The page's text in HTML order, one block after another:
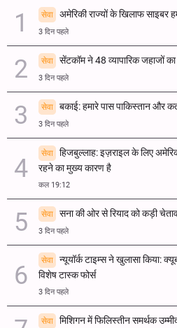
सेवा अमेरिकी राज्यों के खिलाफ साइबर
3 दिन पहले
सेवा सेंटकॉम ने 48 व्यापारिक जहाजों का
3 दिन पहले
सेवा बकाई: हमारे पास पाकिस्तान और
3 दिन पहले
सेवा
हिजबुल्लाह: इज़राइल के लिए
रहने का मुख्य कारण है
कल 19:12
सेवा सना की ओर से रियाद को कड़ी
3 दिन पहले
सेवा
न्यूयॉर्क टाइम्स ने खुलासा किया:
विशेष टास्क फोर्स
3 दिन पहले
सेवा मिशिगन में फिलिस्तीन समर्थक